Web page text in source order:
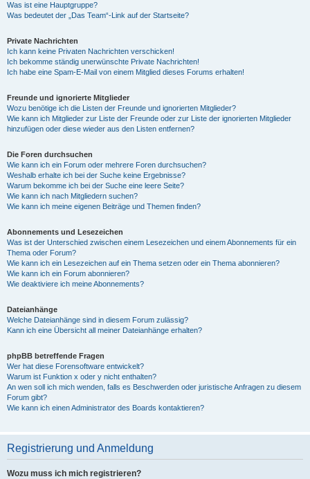
Was ist eine Hauptgruppe?
Was bedeutet der „Das Team“-Link auf der Startseite?
Private Nachrichten
Ich kann keine Privaten Nachrichten verschicken!
Ich bekomme ständig unerwünschte Private Nachrichten!
Ich habe eine Spam-E-Mail von einem Mitglied dieses Forums erhalten!
Freunde und ignorierte Mitglieder
Wozu benötige ich die Listen der Freunde und ignorierten Mitglieder?
Wie kann ich Mitglieder zur Liste der Freunde oder zur Liste der ignorierten Mitglieder
hinzufügen oder diese wieder aus den Listen entfernen?
Die Foren durchsuchen
Wie kann ich ein Forum oder mehrere Foren durchsuchen?
Weshalb erhalte ich bei der Suche keine Ergebnisse?
Warum bekomme ich bei der Suche eine leere Seite?
Wie kann ich nach Mitgliedern suchen?
Wie kann ich meine eigenen Beiträge und Themen finden?
Abonnements und Lesezeichen
Was ist der Unterschied zwischen einem Lesezeichen und einem Abonnements für ein
Thema oder Forum?
Wie kann ich ein Lesezeichen auf ein Thema setzen oder ein Thema abonnieren?
Wie kann ich ein Forum abonnieren?
Wie deaktiviere ich meine Abonnements?
Dateianhänge
Welche Dateianhänge sind in diesem Forum zulässig?
Kann ich eine Übersicht all meiner Dateianhänge erhalten?
phpBB betreffende Fragen
Wer hat diese Forensoftware entwickelt?
Warum ist Funktion x oder y nicht enthalten?
An wen soll ich mich wenden, falls es Beschwerden oder juristische Anfragen zu diesem
Forum gibt?
Wie kann ich einen Administrator des Boards kontaktieren?
Registrierung und Anmeldung
Wozu muss ich mich registrieren?